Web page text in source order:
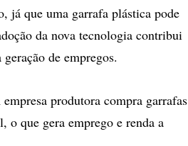
já que uma garrafa plástica pode
da nova tecnologia contribui
de empregos.
produtora compra garrafas
o que gera emprego e renda a